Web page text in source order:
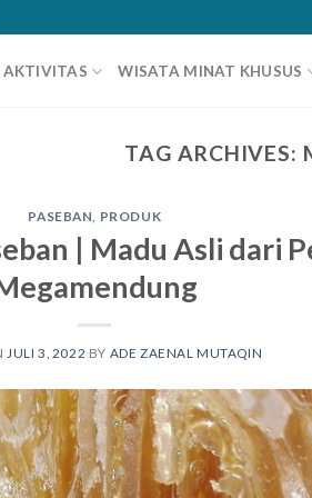
AKTIVITAS WISATA MINAT KHUSUS
TAG ARCHIVES:
PASEBAN PRODUK
| Madu Asli dari
JULI 3, 2022 BY ADE ZAENAL MUTAQIN